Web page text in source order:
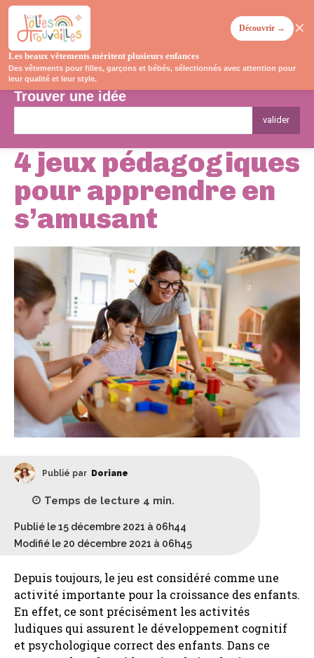
Trouver une idée
valider
4 jeux pédagogiques
pour apprendre en
s’amusant
Publié par Doriane
Temps de lecture 4 min.
Publié le 15 décembre 2021 à 06h44
Modifié le 20 décembre 2021 à 06h45
Depuis toujours, le jeu est considéré comme une
activité importante pour la croissance des enfants.
En effet, ce sont précisément les activités
ludiques qui assurent le développement cognitif
et psychologique correct des enfants. Dans ce
Les beaux vêtements méritent plusieurs enfances
Des vêtements pour filles, garçons et bébés, sélectionnés avec attention pour
leur qualité et leur style.
Découvrir → ✕